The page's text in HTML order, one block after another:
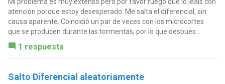
atención porque estoy desesperado. Me salta el diferencial, sin
causa aparente. Coincidió un par de veces con los microcortes
que se producen durante las tormentas, por lo que después...
1 respuesta
Salto Diferencial aleatoriamente